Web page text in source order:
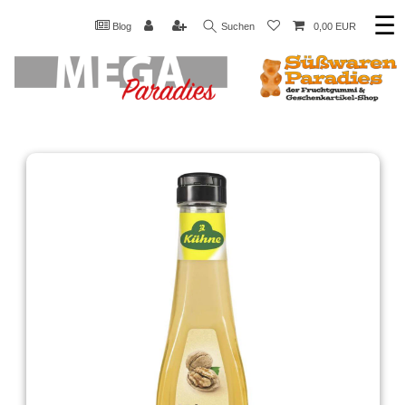
Blog Suchen 0,00 EUR ☰